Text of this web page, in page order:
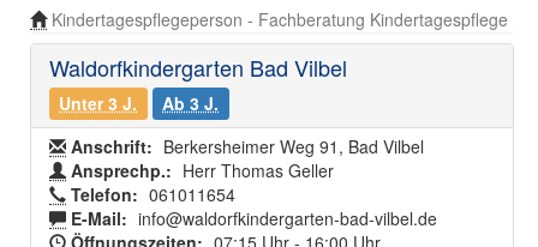
Kindertagespflegeperson - Fachberatung Kindertagespflege
Waldorfkindergarten Bad Vilbel
Unter 3 J.
Ab 3 J.
Anschrift: Berkersheimer Weg 91, Bad Vilbel
Ansprechp.: Herr Thomas Geller
Telefon: 061011654
E-Mail: info@waldorfkindergarten-bad-vilbel.de
Öffnungszeiten: 07:15 Uhr - 16:00 Uhr